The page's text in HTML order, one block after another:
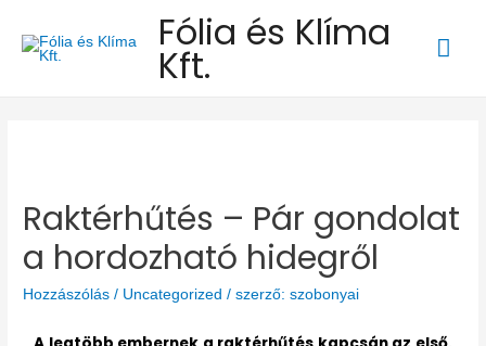
Fólia és Klíma
Kft.
Raktérhűtés – Pár gondolat
a hordozható hidegről
Hozzászólás / Uncategorized / szerző:szobonyai